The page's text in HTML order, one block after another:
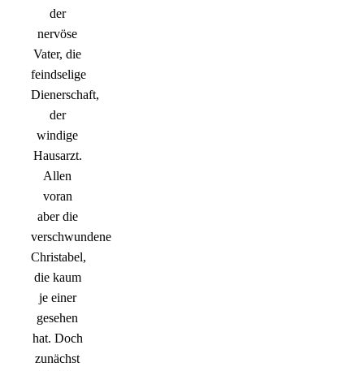
der
nervöse
Vater, die
feindselige
Dienerschaft,
der
windige
Hausarzt.
Allen
voran
aber die
verschwundene
Christabel,
die kaum
je einer
gesehen
hat. Doch
zunächst